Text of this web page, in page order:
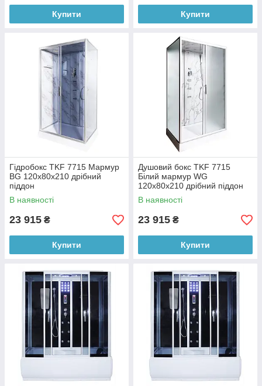
Купити Купити
Гідробокс TKF 7715 Мармур
BG 120х80х210 дрібний
піддон
В наявності
23 915 ₴
Купити
Душовий бокс TKF 7715
Білий мармур WG
120х80х210 дрібний піддон
В наявності
23 915 ₴
Купити